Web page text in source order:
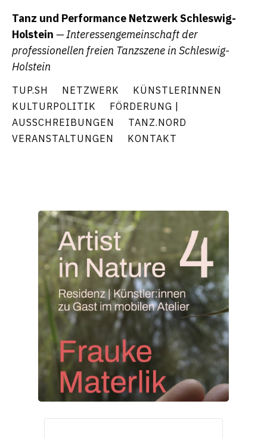
Tanz und Performance Netzwerk Schleswig-
Holstein — Interessengemeinschaft der
professionellen freien Tanzszene in Schleswig-
Holstein
TUP.SH NETZWERK
KÜNSTLERINNEN
KULTURPOLITIK
FÖRDERUNG |
AUSSCHREIBUNGEN
TANZ.NORD
VERANSTALTUNGEN
KONTAKT